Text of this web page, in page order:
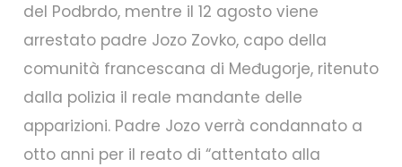
del Podbrdo, mentre il 12 agosto viene
arrestato padre Jozo Zovko, capo della
comunità francescana di Međugorje, ritenuto
dalla polizia il reale mandante delle
apparizioni. Padre Jozo verrà condannato a
otto anni per il reato di “attentato alla